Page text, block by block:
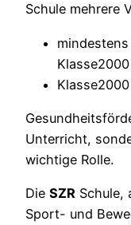
Schule mehrere
Unterricht,
wichtige Rolle.
Die SZR Schule,
Sport- und